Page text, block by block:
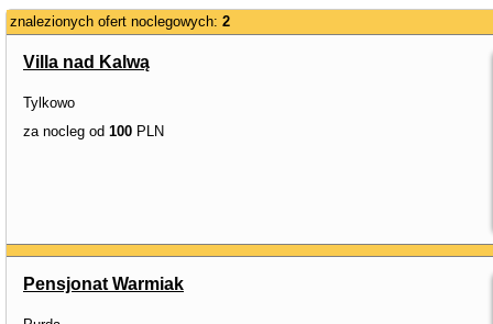
znalezionych ofert noclegowych: 2
Villa nad Kalwą
Tylkowo
za nocleg od 100 PLN
Pensjonat Warmiak